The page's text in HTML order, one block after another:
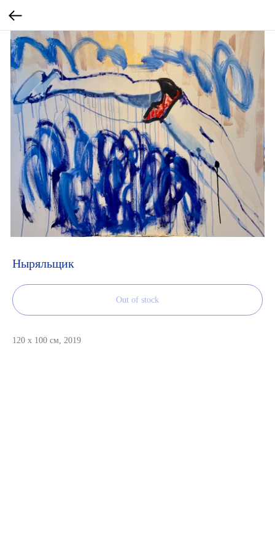
Ныряльщик
Out of stock
120 x 100 см, 2019